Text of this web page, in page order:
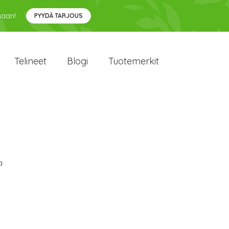
PYYDÄ TARJOUS
Telineet Blogi Tuotemerkit